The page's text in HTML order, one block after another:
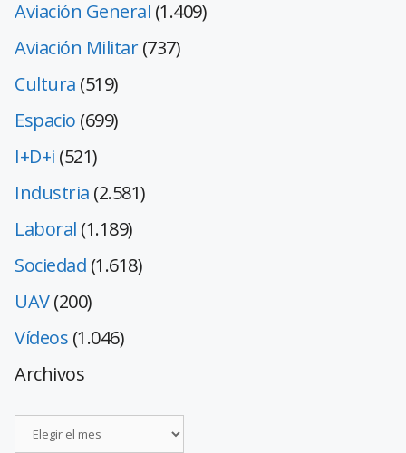
Aviación General (1.409)
Aviación Militar(737)
Cultura (519)
Espacio (699)
I+D+i (521)
Industria (2.581)
Laboral (1.189)
Sociedad (1.618)
UAV(200)
Vídeos (1.046)
Archivos